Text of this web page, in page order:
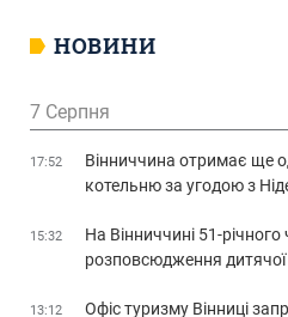
НОВИНИ
7 Серпня
17:52
Вінниччина отримає ще
котельню за угодою з
15:32
На Вінниччині 51-
розповсюдження дитячої
13:12
Офіс туризму Вінниці